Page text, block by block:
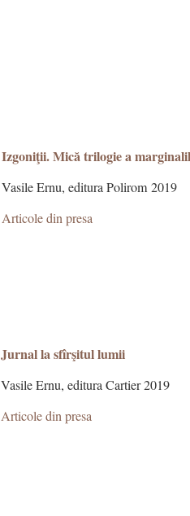
Izgoniţii. Mică trilogie a
Vasile Ernu, editura Polirom 2019
Articole din presa
Jurnal la sfîrşitul lumii
Vasile Ernu, editura Cartier 2019
Articole din presa